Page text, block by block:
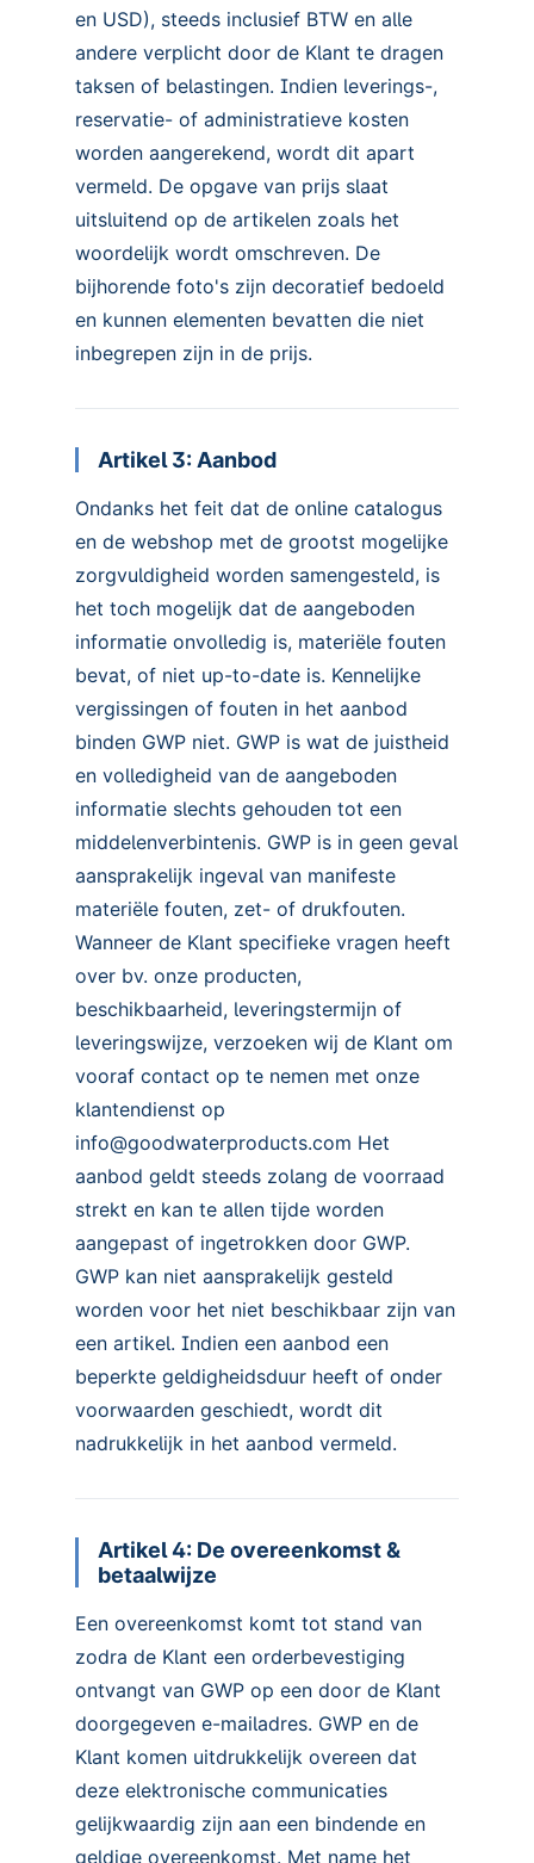
en USD), steeds inclusief BTW en alle
andere verplicht door de Klant te dragen
taksen of belastingen. Indien leverings-,
reservatie- of administratieve kosten
worden aangerekend, wordt dit apart
vermeld. De opgave van prijs slaat
uitsluitend op de artikelen zoals het
woordelijk wordt omschreven. De
bijhorende foto's zijn decoratief bedoeld
en kunnen elementen bevatten die niet
inbegrepen zijn in de prijs.
Artikel 3: Aanbod
Ondanks het feit dat de online catalogus
en de webshop met de grootst mogelijke
zorgvuldigheid worden samengesteld, is
het toch mogelijk dat de aangeboden
informatie onvolledig is, materiële fouten
bevat, of niet up-to-date is. Kennelijke
vergissingen of fouten in het aanbod
binden GWP niet. GWP is wat de juistheid
en volledigheid van de aangeboden
informatie slechts gehouden tot een
middelenverbintenis. GWP is in geen geval
aansprakelijk ingeval van manifeste
materiële fouten, zet- of drukfouten.
Wanneer de Klant specifieke vragen heeft
over bv. onze producten,
beschikbaarheid, leveringstermijn of
leveringswijze, verzoeken wij de Klant om
vooraf contact op te nemen met onze
klantendienst op
info@goodwaterproducts.com Het
aanbod geldt steeds zolang de voorraad
strekt en kan te allen tijde worden
aangepast of ingetrokken door GWP.
GWP kan niet aansprakelijk gesteld
worden voor het niet beschikbaar zijn van
een artikel. Indien een aanbod een
beperkte geldigheidsduur heeft of onder
voorwaarden geschiedt, wordt dit
nadrukkelijk in het aanbod vermeld.
Artikel 4: De overeenkomst &
betaalwijze
Een overeenkomst komt tot stand van
zodra de Klant een orderbevestiging
ontvangt van GWP op een door de Klant
doorgegeven e-mailadres. GWP en de
Klant komen uitdrukkelijk overeen dat
deze elektronische communicaties
gelijkwaardig zijn aan een bindende en
geldige overeenkomst. Met name het